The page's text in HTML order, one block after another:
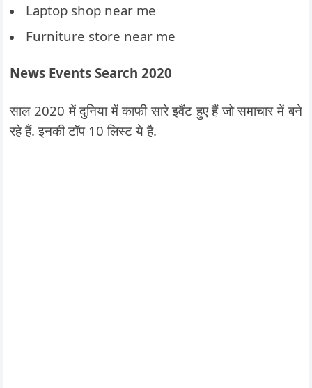
Laptop shop near me
Furniture store near me
News Events Search 2020
साल 2020 में दुनिया में काफी सारे इवैंट हुए हैं जो समाचार में बने
रहे हैं. इनकी टॉप 10 लिस्ट ये है.